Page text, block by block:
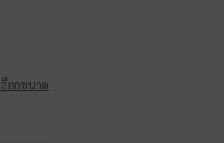
อกขนาด